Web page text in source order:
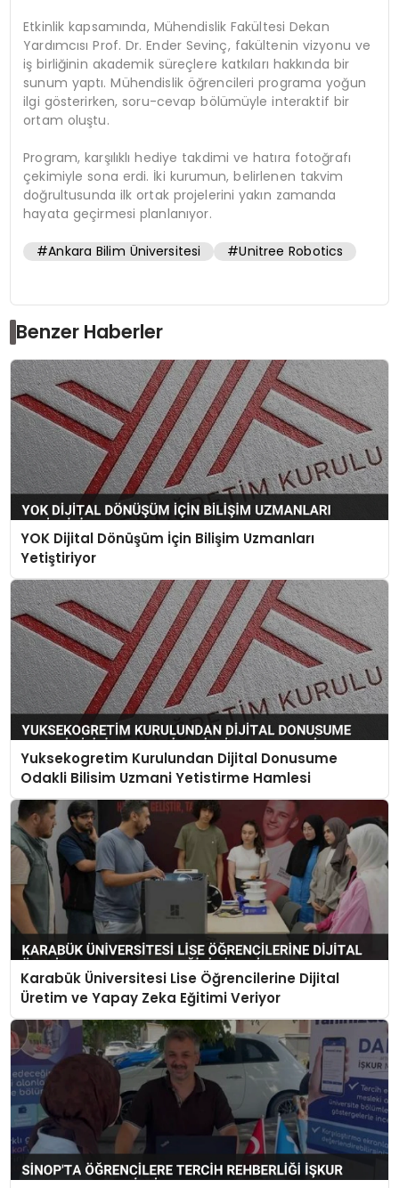
Etkinlik kapsamında, Mühendislik Fakültesi Dekan
Yardımcısı Prof. Dr. Ender Sevinç, fakültenin vizyonu ve
iş birliğinin akademik süreçlere katkıları hakkında bir
sunum yaptı. Mühendislik öğrencileri programa yoğun
ilgi gösterirken, soru-cevap bölümüyle interaktif bir
ortam oluştu.
Program, karşılıklı hediye takdimi ve hatıra fotoğrafı
çekimiyle sona erdi. İki kurumun, belirlenen takvim
doğrultusunda ilk ortak projelerini yakın zamanda
hayata geçirmesi planlanıyor.
#Ankara Bilim Üniversitesi #Unitree Robotics
Benzer Haberler
YOK Dijital Dönüşüm İçin Bilişim Uzmanları
Yetiştiriyor
Yuksekogretim Kurulundan Dijital Donusume
Odakli Bilisim Uzmani Yetistirme Hamlesi
Karabük Üniversitesi Lise Öğrencilerine Dijital
Üretim ve Yapay Zeka Eğitimi Veriyor